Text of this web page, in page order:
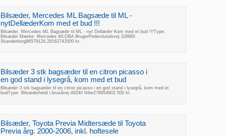
Bilsæder, Mercedes ML Bagsæde til ML -
nytDellæderKom med et bud !!!
Bilsæder, Mercedes ML Bagsæde til ML - nyt Dellæder Kom med et bud !!!Type:
Bilsæder Mærke: Mercedes MLDBA BrugerPederslundsvej 118660
Skanderborg86579126,29162743500 kr.
Bilsæder 3 stk bagsæder til en citron picasso i
en god stand i lysegrå, kom med et bud
Bilsæder 3 stk bagsæder til en citron picasso i en god stand i lysegrå, kom med et
budType: Bilsæderheidi l.brusåvej 49240 Nibe278954902.500 kr.
Bilsæder, Toyota Previa Midtersæde til Toyota
Previa årg. 2000-2006, inkl. hoftesele